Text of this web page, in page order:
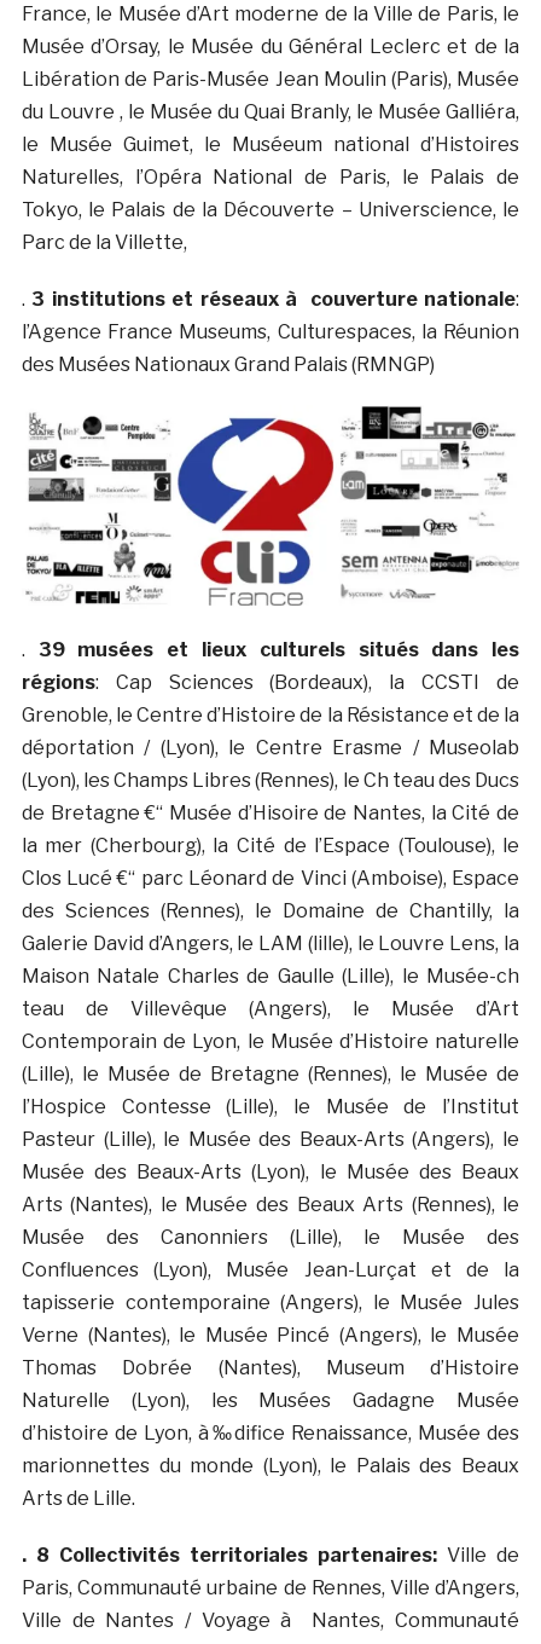
France, le Musée d’Art moderne de la Ville de Paris, le
Musée d’Orsay, le Musée du Général Leclerc et de la
Libération de Paris-Musée Jean Moulin (Paris), Musée
du Louvre , le Musée du Quai Branly, le Musée Galliéra,
le Musée Guimet, le Muséeum national d’Histoires
Naturelles, l’Opéra National de Paris, le Palais de
Tokyo, le Palais de la Découverte – Universcience, le
Parc de la Villette,
. 3 institutions et réseaux à couverture nationale:
l’Agence France Museums, Culturespaces, la Réunion
des Musées Nationaux Grand Palais (RMNGP)
. 39 musées et lieux culturels situés dans les
régions: Cap Sciences (Bordeaux), la CCSTI de
Grenoble, le Centre d’Histoire de la Résistance et de la
déportation / (Lyon), le Centre Erasme / Museolab
(Lyon), les Champs Libres (Rennes), le Ch teau des Ducs
de Bretagne €“ Musée d’Hisoire de Nantes, la Cité de
la mer (Cherbourg), la Cité de l’Espace (Toulouse), le
Clos Lucé €“ parc Léonard de Vinci (Amboise), Espace
des Sciences (Rennes), le Domaine de Chantilly, la
Galerie David d’Angers, le LAM (lille), le Louvre Lens, la
Maison Natale Charles de Gaulle (Lille), le Musée-ch
teau de Villevêque (Angers), le Musée d’Art
Contemporain de Lyon, le Musée d’Histoire naturelle
(Lille), le Musée de Bretagne (Rennes), le Musée de
l’Hospice Contesse (Lille), le Musée de l’Institut
Pasteur (Lille), le Musée des Beaux-Arts (Angers), le
Musée des Beaux-Arts (Lyon), le Musée des Beaux
Arts (Nantes), le Musée des Beaux Arts (Rennes), le
Musée des Canonniers (Lille), le Musée des
Confluences (Lyon), Musée Jean-Lurçat et de la
tapisserie contemporaine (Angers), le Musée Jules
Verne (Nantes), le Musée Pincé (Angers), le Musée
Thomas Dobrée (Nantes), Museum d’Histoire
Naturelle (Lyon), les Musées Gadagne Musée
d’histoire de Lyon, à‰difice Renaissance, Musée des
marionnettes du monde (Lyon), le Palais des Beaux
Arts de Lille.
. 8 Collectivités territoriales partenaires: Ville de
Paris, Communauté urbaine de Rennes, Ville d’Angers,
Ville de Nantes / Voyage à Nantes, Communauté